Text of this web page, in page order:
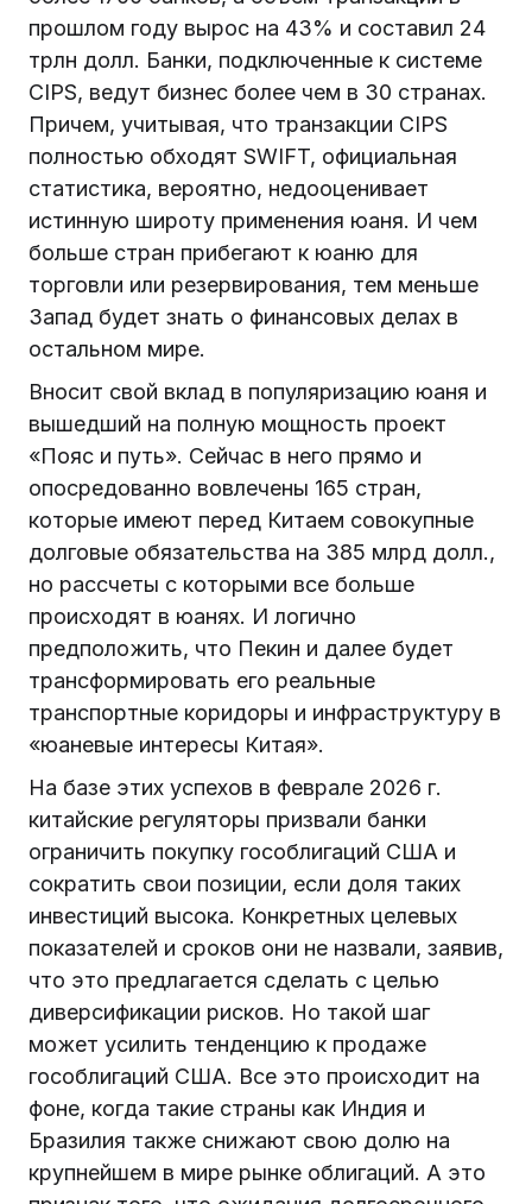
прошлом году вырос на 43% и составил 24
трлн долл. Банки, подключенные к системе
CIPS, ведут бизнес более чем в 30 странах.
Причем, учитывая, что транзакции CIPS
полностью обходят SWIFT, официальная
статистика, вероятно, недооценивает
истинную широту применения юаня. И чем
больше стран прибегают к юаню для
торговли или резервирования, тем меньше
Запад будет знать о финансовых делах в
остальном мире.
Вносит свой вклад в популяризацию юаня и
вышедший на полную мощность проект
«Пояс и путь». Сейчас в него прямо и
опосредованно вовлечены 165 стран,
которые имеют перед Китаем совокупные
долговые обязательства на 385 млрд долл.,
но рассчеты с которыми все больше
происходят в юанях. И логично
предположить, что Пекин и далее будет
трансформировать его реальные
транспортные коридоры и инфраструктуру в
«юаневые интересы Китая».
На базе этих успехов в феврале 2026 г.
китайские регуляторы призвали банки
ограничить покупку гособлигаций США и
сократить свои позиции, если доля таких
инвестиций высока. Конкретных целевых
показателей и сроков они не назвали, заявив,
что это предлагается сделать с целью
диверсификации рисков. Но такой шаг
может усилить тенденцию к продаже
гособлигаций США. Все это происходит на
фоне, когда такие страны как Индия и
Бразилия также снижают свою долю на
крупнейшем в мире рынке облигаций. А это